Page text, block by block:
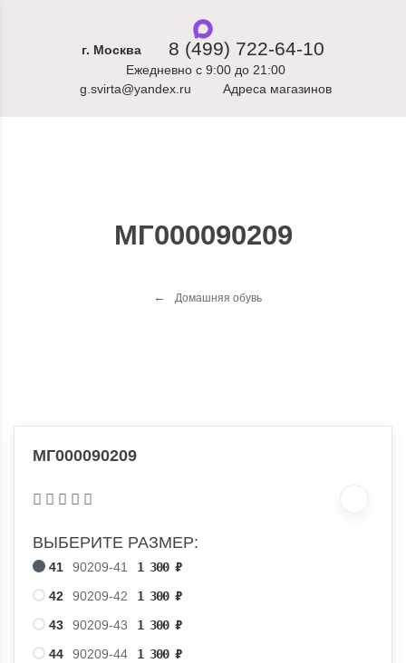
г. Москва 8 (499) 722-64-10
Ежедневно с 9:00 до 21:00
g.svirta@yandex.ru
Адреса магазинов
МГ000090209
Домашняя обувь
МГ000090209
ВЫБЕРИТЕ РАЗМЕР:
41 90209-41 1 300 ₽
42
90209-42 1 300 ₽
43
90209-43 1 300 ₽
44
90209-44 1 300 ₽